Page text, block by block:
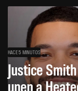
HACE 5 MINUTOS
Justice
unen a